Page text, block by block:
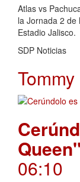
Atlas vs
la Jornada 2 de
Estadio Jalisco.
SDP Noticias
06:10